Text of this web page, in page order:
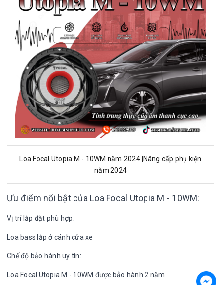
Loa Focal Utopia M - 10WM năm 2024 |Nâng cấp phụ kiện
năm 2024
Ưu điểm nổi bật của Loa Focal Utopia M - 10WM:
Vị trí lắp đặt phù hợp:
Loa bass lắp ở cánh cửa xe
Chế độ bảo hành uy tín:
Loa Focal Utopia M - 10WM được bảo hành 2 năm